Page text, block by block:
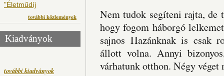
"Életműdíj
további közlemények
Kiadványok
további kiadványok
Nem tudok segíteni rajta, de
hogy fogom háborgó
sajnos Hazánknak is csak
állott volna. Annyi
várhatunk otthon. Négy véget